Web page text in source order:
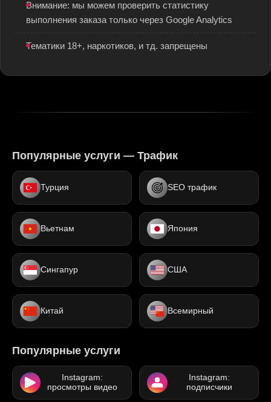
Внимание: мы можем проверить статистику
выполнения заказа только через Google Analytics
Тематики 18+, наркотиков, и тд. запрещены
Популярные услуги — Трафик
Турция SEO трафик
Вьетнам Япония
Сингапур США
Китай Всемирный
Популярные услуги
Instagram:
просмотры видео
Instagram:
подписчики